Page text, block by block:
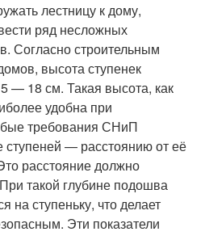
лестницу к дому,
ряд несложных
Согласно строительным
высота ступенек
— 18 см. Такая высота, как
удобна при
требования СНиП
ступеней — расстоянию от её
расстояние должно
такой глубине подошва
на ступеньку, что делает
Эти показатели